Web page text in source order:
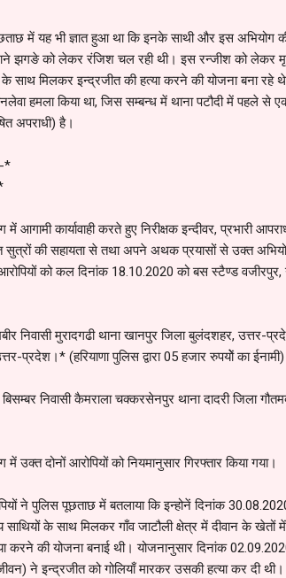
में यह भी ज्ञात हुआ था कि इनके साथी और इस अभियोग
झगङे को लेकर रंजिश चल रही थी। इस रन्जीश को लेकर
साथ मिलकर इन्द्रजीत की हत्या करने की योजना बना रहे
हमला किया था, जिस सम्बन्ध में थाना पटौदी में पहले
अपराधी) है।
*
आगामी कार्यावाही करते हुए निरीक्षक इन्दीवर, प्रभारी
की सहायता से तथा अपने अथक प्रयासों से उक्त
को कल दिनांक 18.10.2020 को बस स्टैण्ड
मुरादगढी थाना खानपुर जिला बुलंदशहर, उत्तर-प्रदेश
प्रदेश।* (हरियाणा पुलिस द्वारा 05 हजार रुपयोें का ईनामी)
निवासी कैमराला चक्करसेनपुर थाना दादरी जिला
दोनों आरोपियों को नियमानुसार गिरफ्तार किया गया।
ने पुलिस पूछताछ में बतलाया कि इन्होनें दिनांक
के साथ मिलकर गाँव जाटौली क्षेत्र में दीवान के खेतों
करने की योजना बनाई थी। योजनानुसार दिनांक
ने इन्द्रजीत को गोलियाँ मारकर उसकी हत्या कर दी